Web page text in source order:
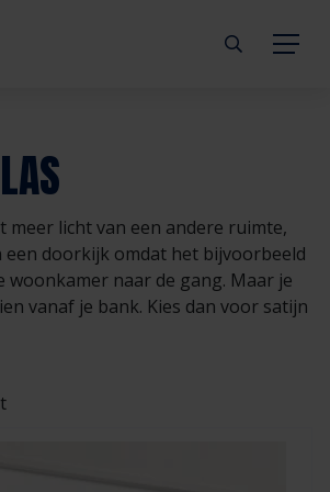
meer licht van een andere ruimte,
een doorkijk omdat het bijvoorbeeld
woonkamer naar de gang. Maar je
vanaf je bank. Kies dan voor satijn